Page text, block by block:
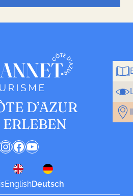
D’AZUR
ERLEBEN
Facebook
YouTube
EnglishDeutsch